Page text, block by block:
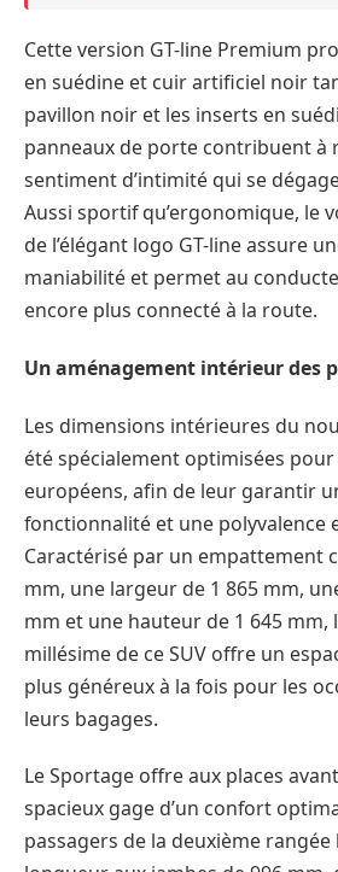
Cette version GT-line Premium
en suédine et cuir artificiel noir
pavillon noir et les inserts en
panneaux de porte contribuent à
sentiment d’intimité qui se
Aussi sportif qu’ergonomique, le
de l’élégant logo GT-line assure
maniabilité et permet au
encore plus connecté à la route.
Un aménagement intérieur des
Les dimensions intérieures du
été spécialement optimisées pour
européens, afin de leur garantir
fonctionnalité et une polyvalence
Caractérisé par un empattement
mm, une largeur de 1 865 mm,
mm et une hauteur de 1 645 mm,
millésime de ce SUV offre un
plus généreux à la fois pour les
leurs bagages.
Le Sportage offre aux places
spacieux gage d’un confort
passagers de la deuxième rangée